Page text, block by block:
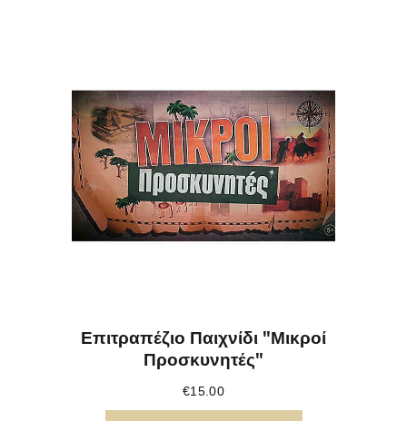
Επιτραπέζιο Παιχνίδι "Μικροί
Προσκυνητές"
€15.00